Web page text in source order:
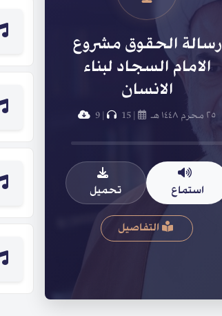
رسالة الحقوق مشروع
الامام السجاد لبناء
الانسان
٢٥ محرم ١٤٤٨ هـ |
15
|
9
استماع تحميل
التفاصيل